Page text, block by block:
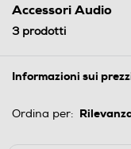
Accessori Audio
3prodotti
Informazioni sui
Ordina per: